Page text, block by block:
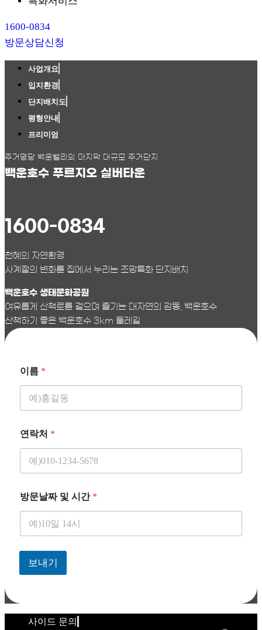
1600-0834
방문상담신청
사업개요
입지환경
단지배치도
평형안내
프리미엄
주거명당 백운밸리의 마지막 대규모 주거단지
백운호수 푸르지오 실버타운
1600-0834
천혜의 자연환경
사계절의 변화를 집에서 누리는 조망특화 단지배치
백운호수 생태문화공원
여유롭게 산책로를 걸으며 즐기는 대자연의 감동, 백운호수
산책하기 좋은 백운호수 3km 둘레길
이름 *
연락처 *
방문날짜 및 시간 *
보내기
사이드 문의